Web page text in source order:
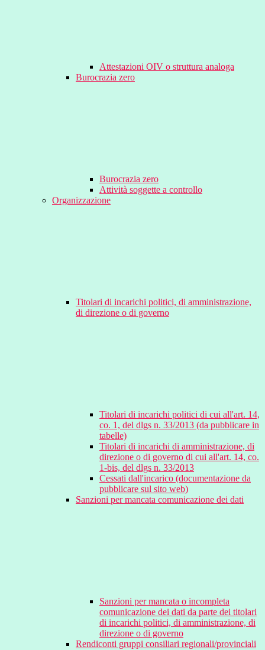
Attestazioni OIV o struttura analoga
Burocrazia zero
Burocrazia zero
Attività soggette a controllo
Organizzazione
Titolari di incarichi politici, di amministrazione,
di direzione o di governo
Titolari di incarichi politici di cui all'art. 14,
co. 1, del dlgs n. 33/2013 (da pubblicare in
tabelle)
Titolari di incarichi di amministrazione, di
direzione o di governo di cui all'art. 14, co.
1-bis, del dlgs n. 33/2013
Cessati dall'incarico (documentazione da
pubblicare sul sito web)
Sanzioni per mancata comunicazione dei dati
Sanzioni per mancata o incompleta
comunicazione dei dati da parte dei titolari
di incarichi politici, di amministrazione, di
direzione o di governo
Rendiconti gruppi consiliari regionali/provinciali